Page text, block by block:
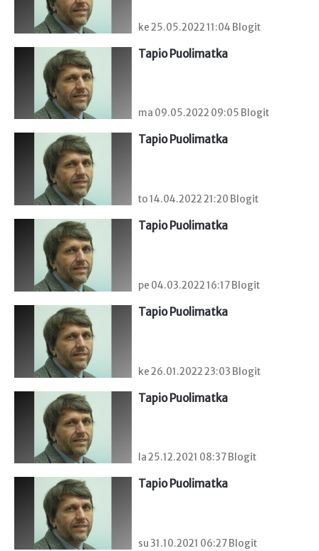
ke 25.05.2022 11:04 Blogit
Tapio Puolimatka
ma 09.05.2022 09:05 Blogit
Tapio Puolimatka
to 14.04.2022 21:20 Blogit
Tapio Puolimatka
pe 04.03.2022 16:17 Blogit
Tapio Puolimatka
ke 26.01.2022 23:03 Blogit
Tapio Puolimatka
la 25.12.2021 08:37 Blogit
Tapio Puolimatka
su 31.10.2021 06:27 Blogit